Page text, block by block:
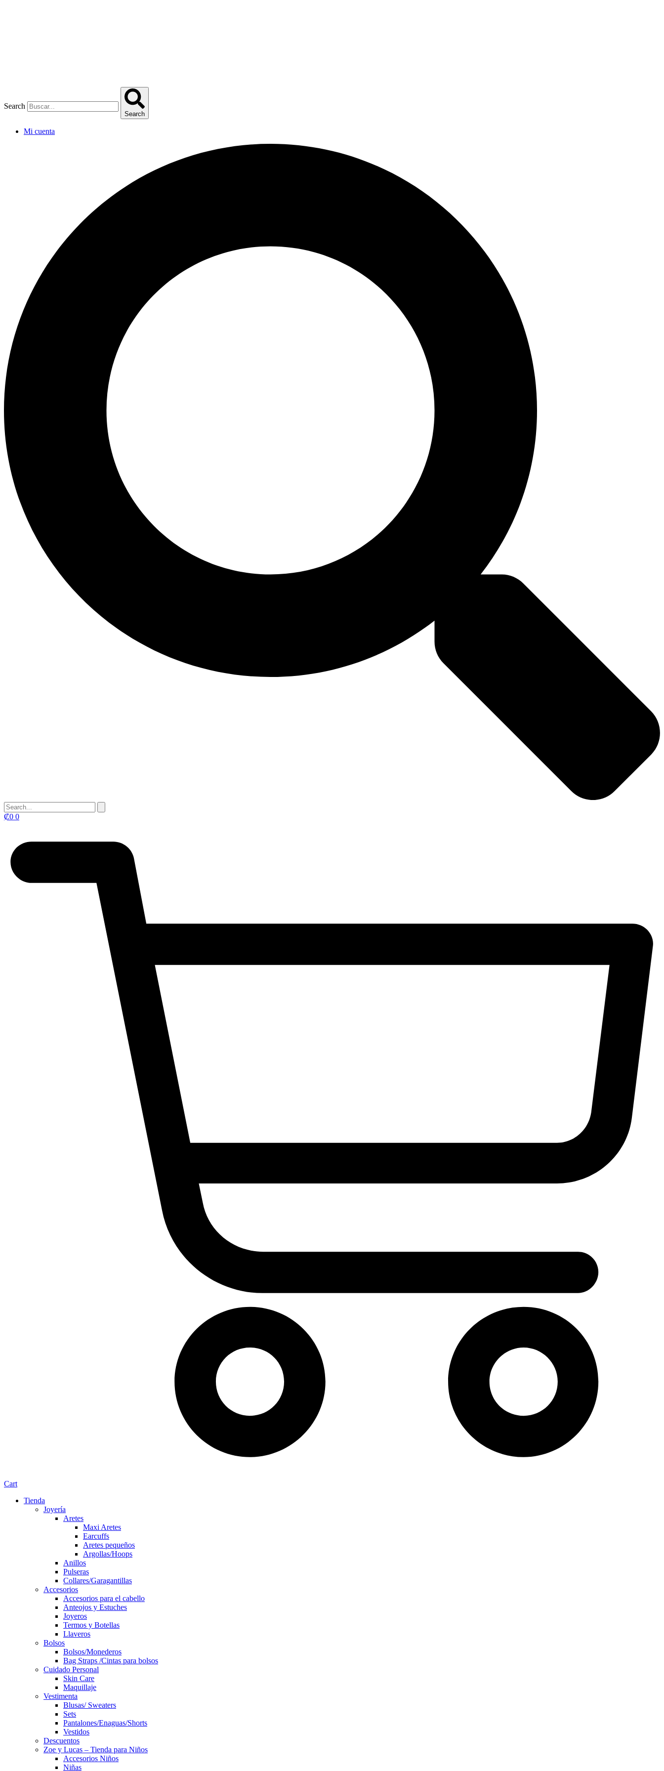
Search
Search
Mi cuenta
₡0 0
Cart
Tienda
Joyería
Aretes
Maxi Aretes
Earcuffs
Aretes pequeños
Argollas/Hoops
Anillos
Pulseras
Collares/Garagantillas
Accesorios
Accesorios para el cabello
Anteojos y Estuches
Joyeros
Termos y Botellas
Llaveros
Bolsos
Bolsos/Monederos
Bag Straps /Cintas para bolsos
Cuidado Personal
Skin Care
Maquillaje
Vestimenta
Blusas/ Sweaters
Sets
Pantalones/Enaguas/Shorts
Vestidos
Descuentos
Zoe y Lucas – Tienda para Niños
Accesorios Niños
Niñas